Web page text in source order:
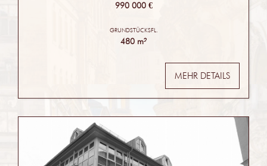
990 000 €
GRUNDSTÜCKSFL.
480 m²
MEHR DETAILS